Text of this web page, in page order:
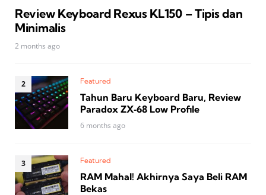
Review Keyboard Rexus KL150 – Tipis dan
Minimalis
2 months ago
Featured
Tahun Baru Keyboard Baru, Review
Paradox ZX‑68 Low Profile
6 months ago
Featured
RAM Mahal! Akhirnya Saya Beli RAM
Bekas